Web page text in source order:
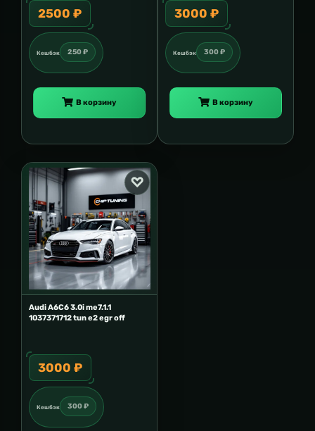
2500 ₽
Кешбэк 250 ₽
В корзину
3000 ₽
Кешбэк 300 ₽
В корзину
Audi A6C6 3.0i me7.1.1
1037371712 tun e2 egr off
3000 ₽
Кешбэк 300 ₽